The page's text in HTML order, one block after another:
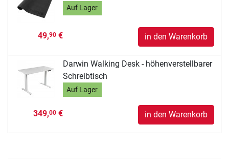
Auf Lager
49,90€ in den Warenkorb
Darwin Walking Desk - höhenverstellbarer
Schreibtisch
Auf Lager
349,00€ in den Warenkorb